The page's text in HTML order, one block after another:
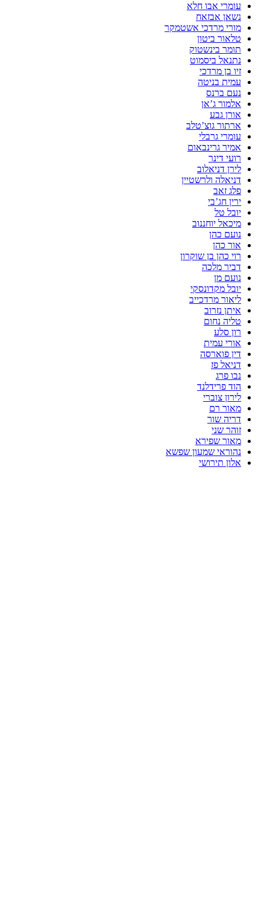
עומרי אבו חלא
נשאן אבזאח
מורי מרדכי אשטמקר
טלאור ביטון
תומר בינשטוק
נתנאל ביסמוט
זיו בן מרדכי
עמית בניטה
נעם ברנס
אלמור ג’אן
אורן גבע
ארתור גוצ’טלב
עומרי גרבלי
אמיר גרינבאום
רועי דינר
לירן דניאלוב
דניאלה ולרשטיין
פלג זאב
ירין חג’בי
יובל טל
מיכאל יוחננוב
נועם כהן
אור כהן
רוי כהן בן שוקרון
דביר מלכה
נועם מן
יובל מקדונסקי
ליאור מרדכייב
איתן נזרוב
טליה נחום
רון סלע
אורי עמית
דין פוארסה
דניאל פז
נבו פרג
הוד פרידלנד
לירון צוברי
מאור רם
דריה שור
זוהר שני
מאור שפירא
נהוראי שמעון שפשא
אלון תירושי